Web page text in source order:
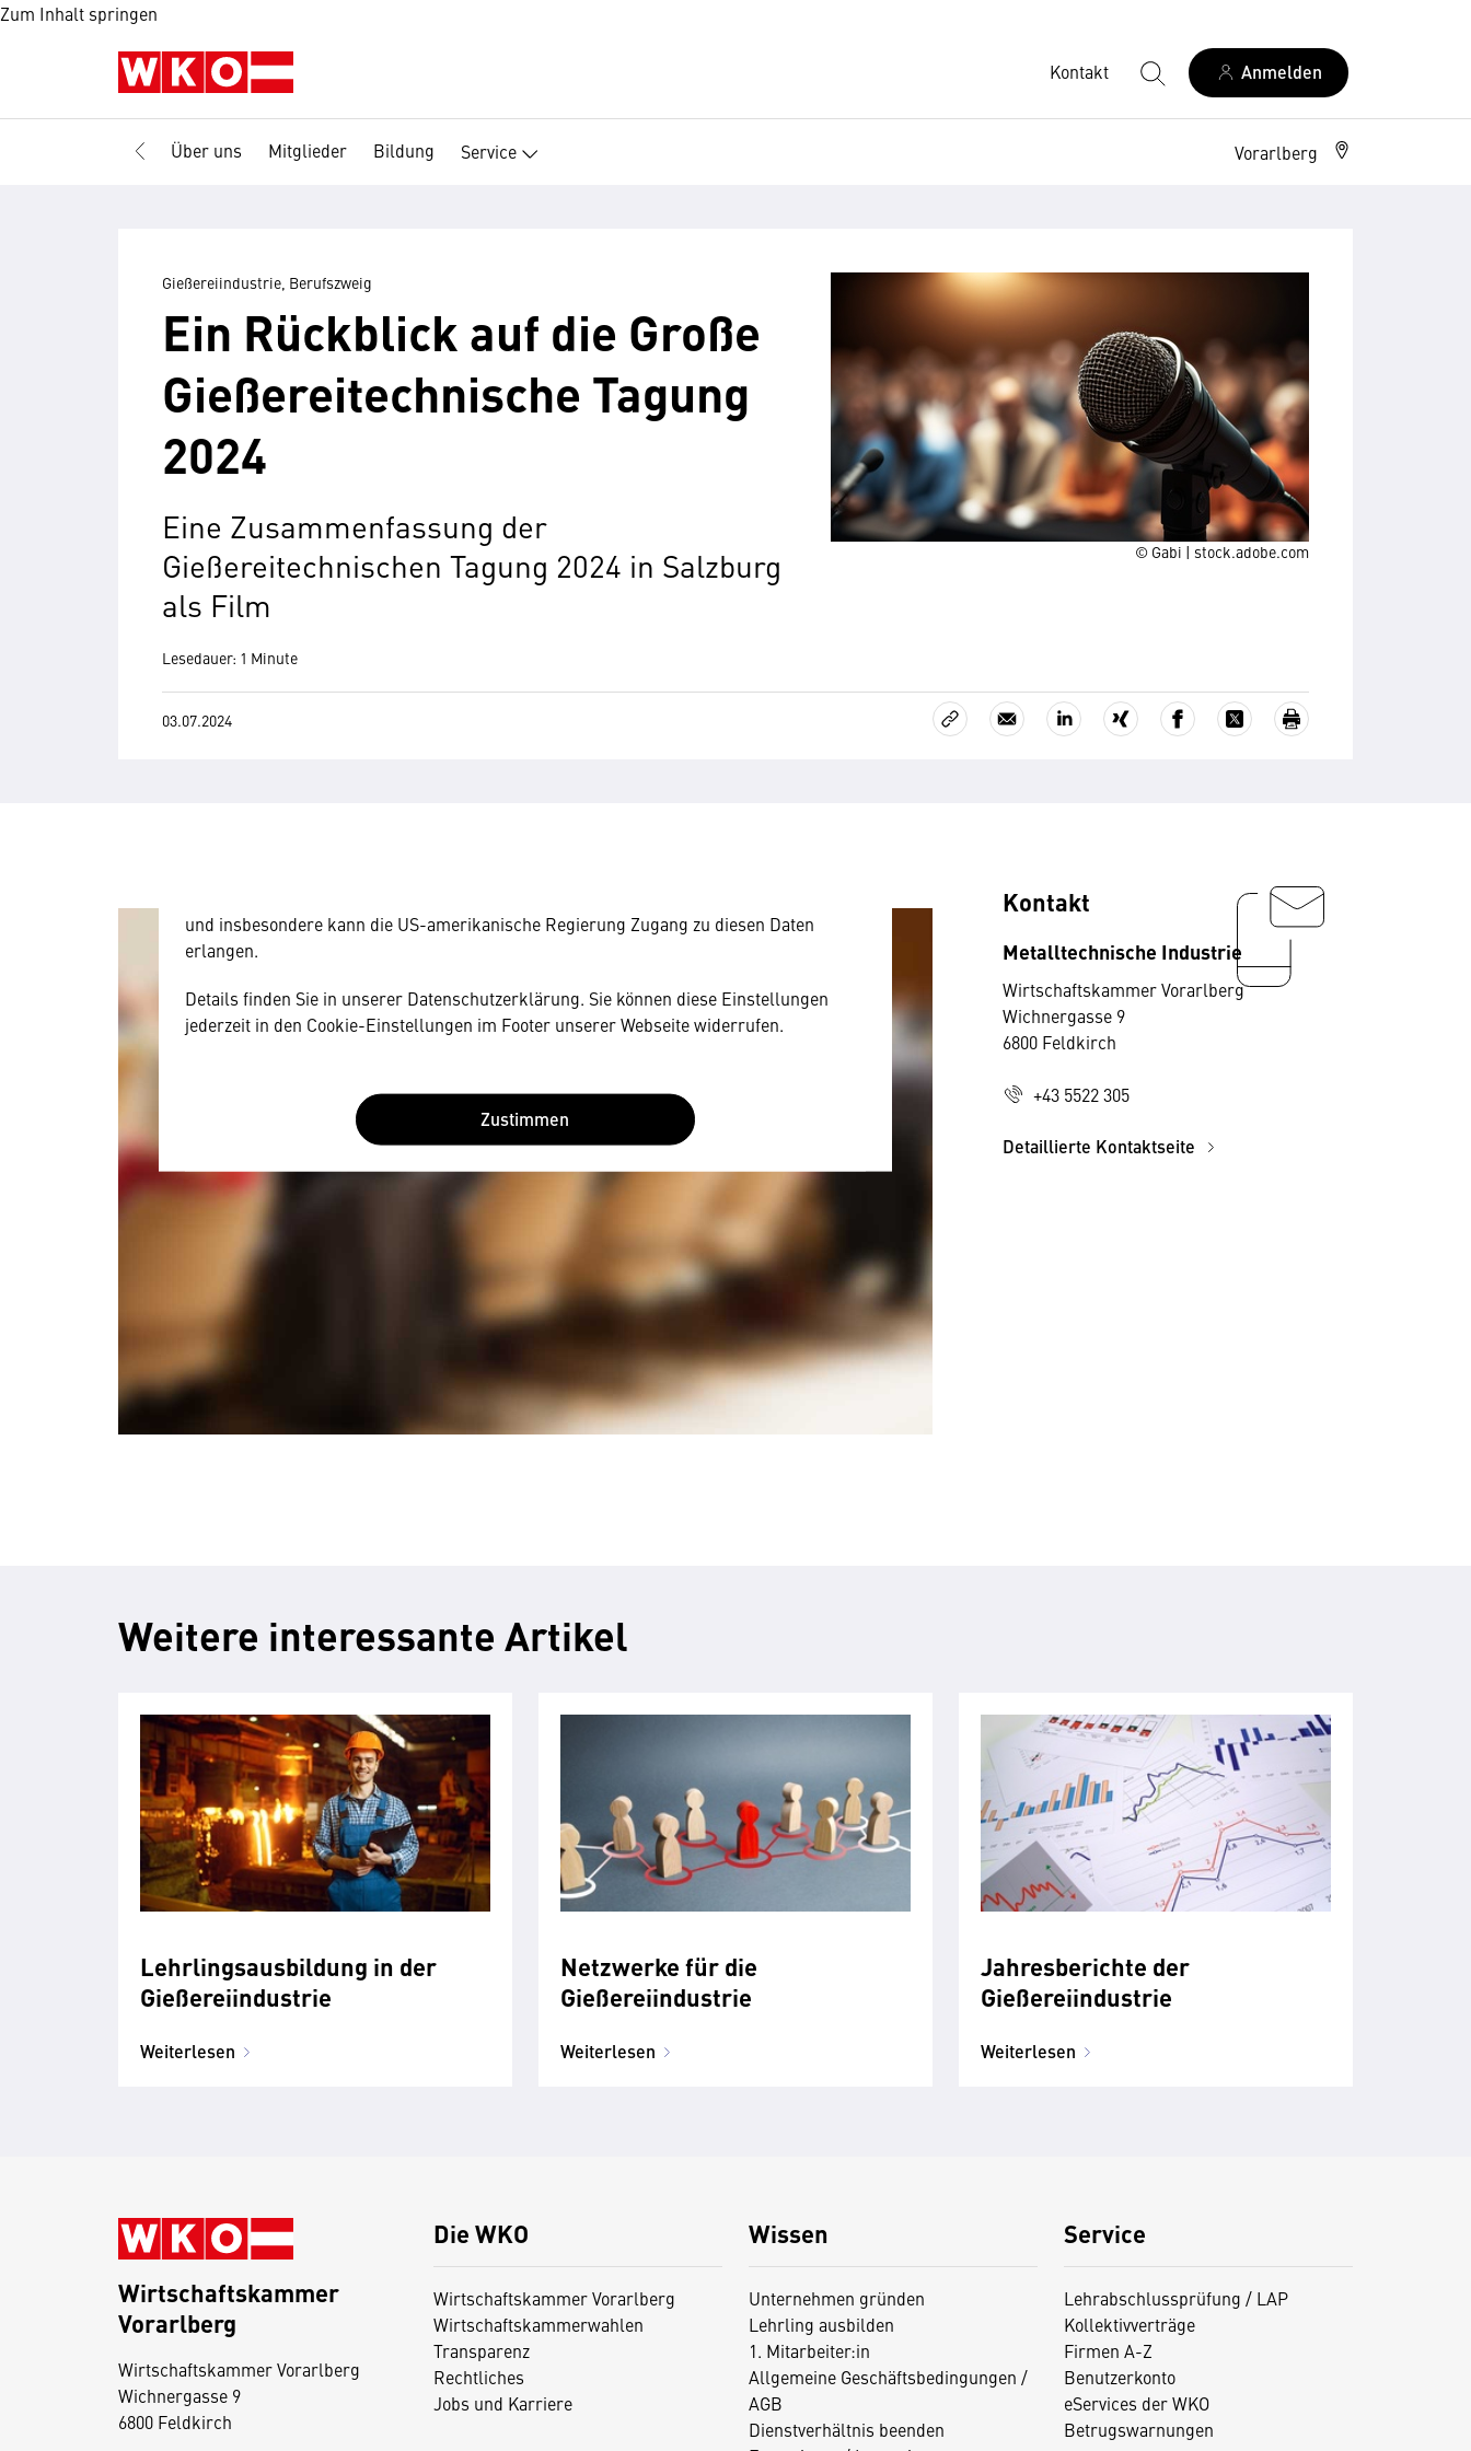
Zum Inhalt springen
Kontakt Anmelden
Über uns Mitglieder Bildung Service Vorarlberg
© Gabi | stock.adobe.com
Gießereiindustrie, Berufszweig
Ein Rück­blick auf die Große
Gießerei­technische Tagung
2024
Eine Zusammenfassung der
Gießereitechnischen Tagung 2024 in Salzburg
als Film
Lesedauer: 1 Minute
03.07.2024
und insbesondere kann die US-amerikanische Regierung Zugang zu diesen Daten
erlangen.
Details finden Sie in unserer Datenschutzerklärung. Sie können diese Einstellungen
jederzeit in den Cookie-Einstellungen im Footer unserer Webseite widerrufen.
Zustimmen
Kontakt
Metalltechnische Industrie
Wirtschaftskammer Vorarlberg
Wichnergasse 9
6800 Feldkirch
+43 5522 305
Detaillierte Kontaktseite
Weitere interessante Artikel
Lehrlingsausbildung in der
Gießereiindustrie
Weiterlesen
Netzwerke für die
Gießereiindustrie
Weiterlesen
Jahresberichte der
Gießereiindustrie
Weiterlesen
Die WKO
Wirtschaftskammer Vorarlberg
Wirtschaftskammerwahlen
Transparenz
Rechtliches
Jobs und Karriere
Wissen
Unternehmen gründen
Lehrling ausbilden
1. Mitarbeiter:in
Allgemeine Geschäftsbedingungen /
AGB
Dienstverhältnis beenden
Service
Lehrabschlussprüfung / LAP
Kollektivverträge
Firmen A-Z
Benutzerkonto
eServices der WKO
Betrugswarnungen
Wirtschaftskammer
Vorarlberg
Wirtschaftskammer Vorarlberg
Wichnergasse 9
6800 Feldkirch